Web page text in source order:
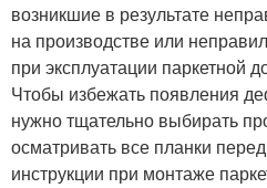
возникшие в результате
на производстве или
при эксплуатации паркетной
Чтобы избежать появления
нужно тщательно выбирать
осматривать все планки
инструкции при монтаже